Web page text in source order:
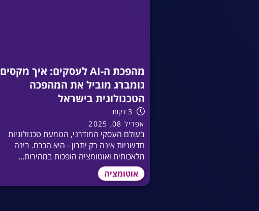
מהפכת ה-AI לעסקים: איך מקסים
גומברג מוביל את המהפכה
הטכנולוגית בישראל
3 דקות
אפריל 08, 2025
בעולם העסקי המודרני, הטמעת טכנולוגיות
חדשניות אינה רק יתרון - היא הכרח. בינה
מלאכותית ואוטומציה הופכות במהירות...
אוטומציה